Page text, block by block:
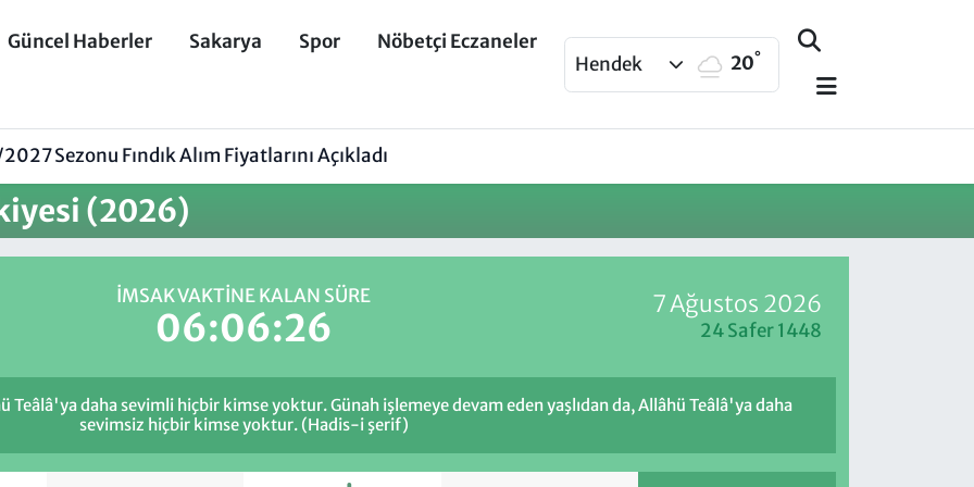
Güncel Haberler Sakarya Spor
Nöbetçi Eczaneler
Hendek 20°
Sezonu Fındık Alım Fiyatlarını Açıkladı
(2026)
İMSAK VAKTINE KALAN SÜRE
06:06:26
7 Ağustos 2026
24 Safer 1448
Teâlâ'ya daha sevimli hiçbir kimse yoktur. Günah işlemeye devam eden yaşlıdan da, Allâhü Teâlâ'ya daha
sevimsiz hiçbir kimse yoktur. (Hadis-i şerif)